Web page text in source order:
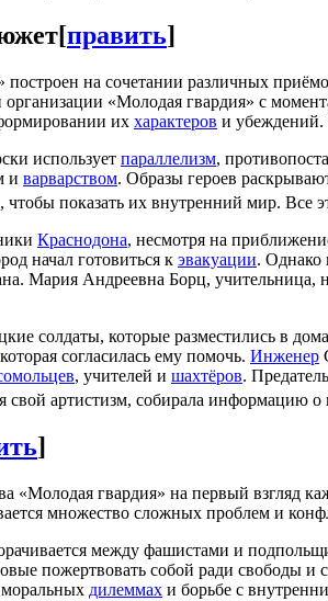
[править]
построен на сочетании различных
«Молодая гвардия» с
их характеров и убеждений.
использует параллелизм,
и варварством. Образы героев
чтобы показать их внутренний мир.
Краснодона, несмотря на
начал готовиться к эвакуации. Однако
Мария Андреевна Борц, учительница,
солдаты, которые разместились в
согласилась ему помочь. Инженер
, учителей и шахтёров.
артистизм, собирала информацию о
]
«Молодая гвардия» на первый взгляд
множество сложных проблем и
между фашистами и
пожертвовать собой ради свободы
дилеммах и борьбе с